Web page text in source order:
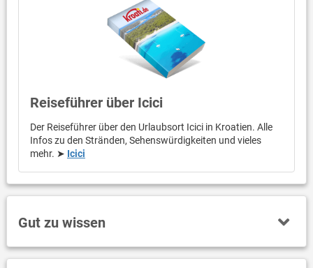
Reiseführer über Icici
Der Reiseführer über den Urlaubsort Icici in Kroatien. Alle
Infos zu den Stränden, Sehenswürdigkeiten und vieles
mehr. ➤ Icici
Gut zu wissen